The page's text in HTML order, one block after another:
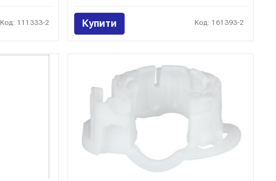
Код: 111333-2 Купити Код: 161393-2